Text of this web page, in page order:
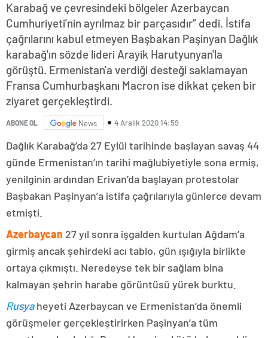
Karabağ ve çevresindeki bölgeler Azerbaycan
Cumhuriyeti'nin ayrılmaz bir parçasıdır” dedi. İstifa
çağrılarını kabul etmeyen Başbakan Paşinyan Dağlık
karabağ'ın sözde lideri Arayik Harutyunyan'la
görüştü. Ermenistan'a verdiği desteği saklamayan
Fransa Cumhurbaşkanı Macron ise dikkat çeken bir
ziyaret gerçekleştirdi.
ABONE OL News 4 Aralık 2020 14:59
Dağlık Karabağ’da 27 Eylül tarihinde başlayan savaş 44
günde Ermenistan’ın tarihi mağlubiyetiyle sona ermiş,
yenilginin ardından Erivan’da başlayan protestolar
Başbakan Paşinyan’a istifa çağrılarıyla günlerce devam
etmişti.
Azerbaycan 27 yıl sonra işgalden kurtulan Ağdam’a
girmiş ancak şehirdeki acı tablo, gün ışığıyla birlikte
ortaya çıkmıştı. Neredeyse tek bir sağlam bina
kalmayan şehrin harabe görüntüsü yürek burktu.
Rusyaheyeti Azerbaycan ve Ermenistan’da önemli
görüşmeler gerçekleştirirken Paşinyan’a tüm